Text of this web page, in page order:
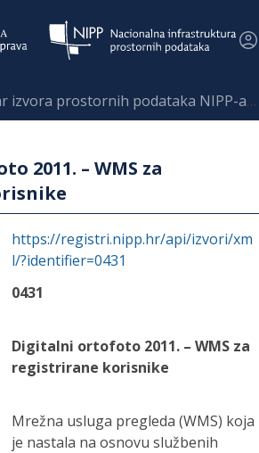
izvora prostornih podataka NIPP-a
2011. – WMS za
https://registri.nipp.hr/api/izvori/xm
l/?identifier=0431
0431
Digitalni ortofoto 2011. – WMS za
registrirane korisnike
Mrežna usluga pregleda (WMS) koja
je nastala na osnovu službenih